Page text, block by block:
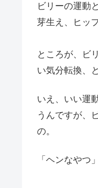
ビリーの運動
芽生え、ヒッ
ところが、ビ
い気分転換、
いえ、いい運
うんですが、
の。
「ヘンなやつ